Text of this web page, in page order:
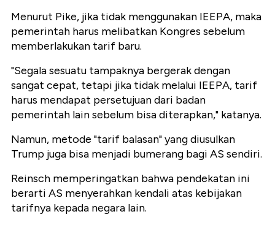
Menurut Pike, jika tidak menggunakan IEEPA, maka
pemerintah harus melibatkan Kongres sebelum
memberlakukan tarif baru.
"Segala sesuatu tampaknya bergerak dengan
sangat cepat, tetapi jika tidak melalui IEEPA, tarif
harus mendapat persetujuan dari badan
pemerintah lain sebelum bisa diterapkan," katanya.
Namun, metode "tarif balasan" yang diusulkan
Trump juga bisa menjadi bumerang bagi AS sendiri.
Reinsch memperingatkan bahwa pendekatan ini
berarti AS menyerahkan kendali atas kebijakan
tarifnya kepada negara lain.